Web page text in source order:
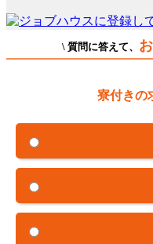
\ 質問に答えて、
寮付きの